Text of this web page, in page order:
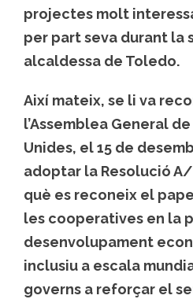
projectes molt
per part seva durant la
alcaldessa de Toledo.
Així mateix, se li va
l’Assemblea General
Unides, el 15 de
adoptar la Resolució
què es reconeix el
les cooperatives en la
desenvolupament
inclusiu a escala
governs a reforçar el